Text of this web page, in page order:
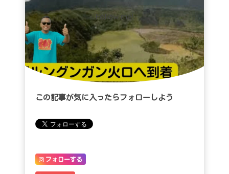
Follow me!
この記事が気に入ったらフォローしよう
フォローする